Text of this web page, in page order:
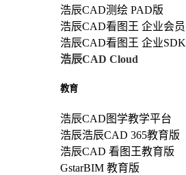
浩辰CAD测绘 PAD版
浩辰CAD看图王 企业会员
浩辰CAD看图王 企业SDK
浩辰CAD Cloud
教育
浩辰CAD图学教学平台
浩辰浩辰CAD 365教育版
浩辰CAD 看图王教育版
GstarBIM 教育版